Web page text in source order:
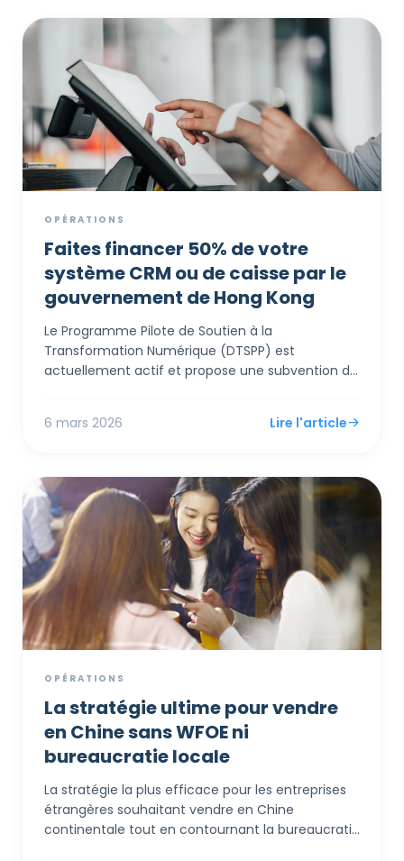
OPÉRATIONS
Faites financer 50% de votre
système CRM ou de caisse par le
gouvernement de Hong Kong
Le Programme Pilote de Soutien à la
Transformation Numérique (DTSPP) est
actuellement actif et propose une subvention de
secteurs du commerce de détail et de la
est conçu spécifiquement pour les solutions «
prêtes à l'emploi » : passerelles de paiement
numérique, systèmes de caisse modernes et
outils CRM. Si vous exploitez une boutique ou un
restaurant, c'est une opportunité immédiate de
réduire de moitié vos coûts de modernisation
technologique et d'entrer dans l'ère numérique
pour l'expérience client.
6 mars 2026 Lire l'article
OPÉRATIONS
La stratégie ultime pour vendre
en Chine sans WFOE ni
bureaucratie locale
La stratégie la plus efficace pour les entreprises
étrangères souhaitant vendre en Chine
continentale tout en contournant la bureaucratie